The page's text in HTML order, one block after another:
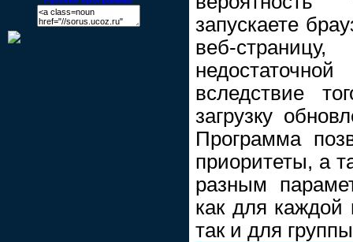
запускаете
веб-
вследствие
загрузку
Программа
приоритеты, а
разным
как для каждой
так и для